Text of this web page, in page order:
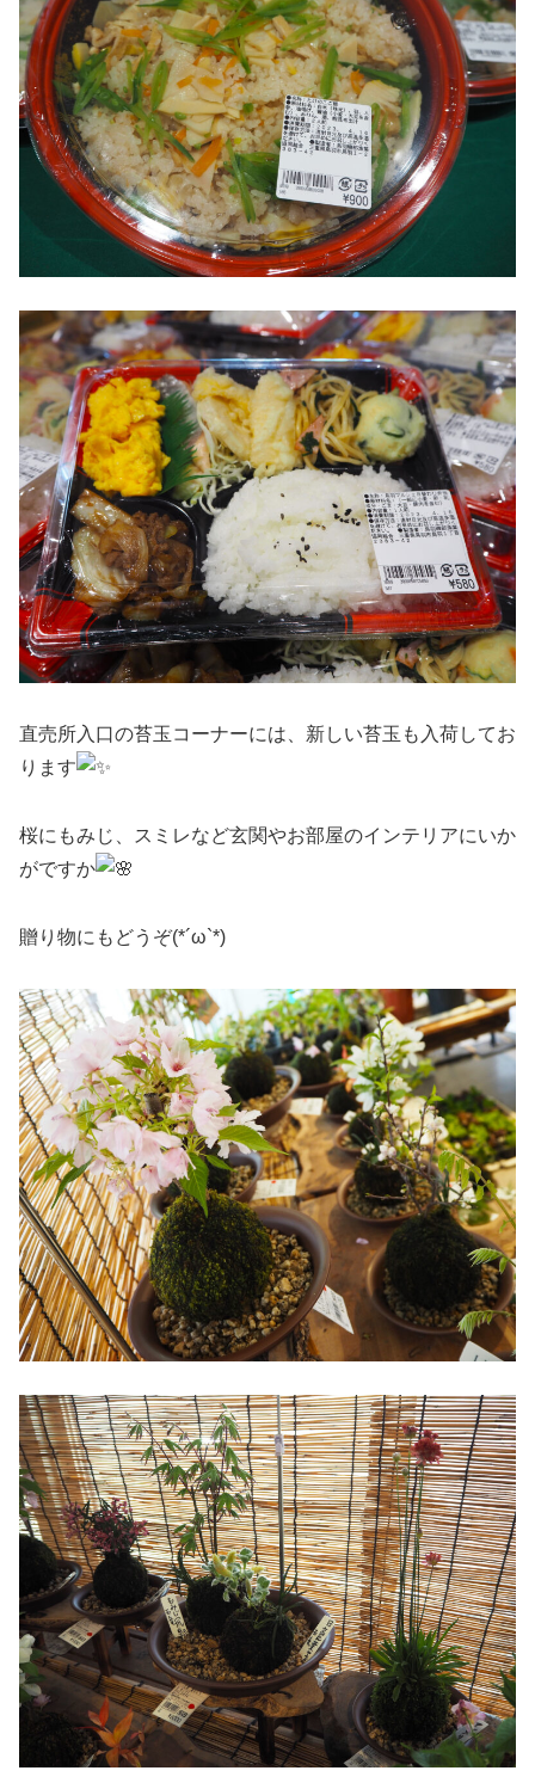
直売所入口の苔玉コーナーには、新しい苔玉も入荷してお
ります
桜にもみじ、スミレなど玄関やお部屋のインテリアにいか
がですか
贈り物にもどうぞ(*´ω`*)